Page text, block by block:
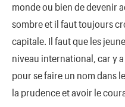
monde ou bien de devenir
sombre et il faut toujours
capitale. Il faut que les
niveau international, car y
pour se faire un nom dans
la prudence et avoir le